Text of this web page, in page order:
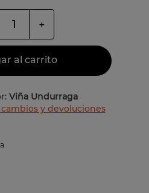
＋
al carrito
Viña Undurraga
y devoluciones